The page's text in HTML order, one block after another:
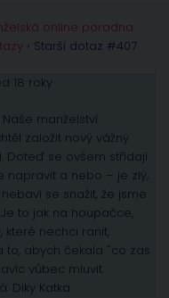
online poradna
› Starší dotaz #407
18 roky
manželství
založit nový vážný
Doteď se ovšem střídají
napravit a nebo – je zlý,
se snažit, že jsme
to jak na houpačce,
které nechci ranit,
to, abych čekala "co zas
vůbec mluvit.
Díky Katka